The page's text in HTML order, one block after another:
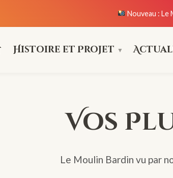
Nouveau : Le
Histoire et Projet
Vos
Le Moulin Bardin vu par